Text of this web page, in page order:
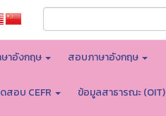
าอังกฤษ สอบภาษาอังกฤษ
สอบ CEFR ข้อมูลสาธารณะ (OIT)